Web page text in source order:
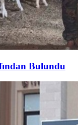
Bulundu